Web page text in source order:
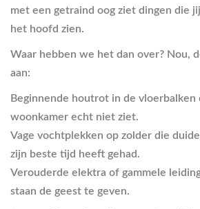
met een getraind oog ziet dingen die
het hoofd zien.
Waar hebben we het dan over? Nou,
aan:
Beginnende houtrot in de vloerbalken
woonkamer echt niet ziet.
Vage vochtplekken op zolder die
zijn beste tijd heeft gehad.
Verouderde elektra of gammele
staan de geest te geven.